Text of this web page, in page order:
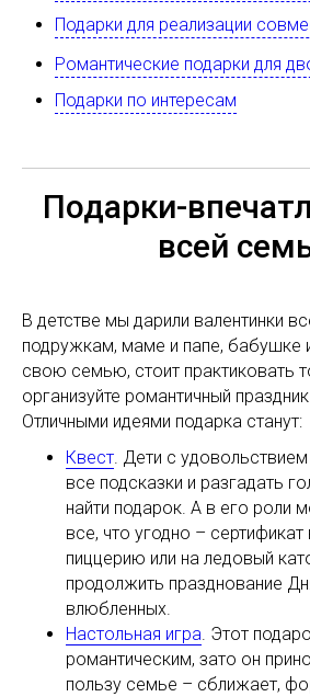
Подарки для реализации
Романтические подарки для
Подарки по интересам
Подарки-
всей
В детстве мы дарили валентинки
подружкам, маме и папе, бабушке
свою семью, стоит практиковать
организуйте романтичный праздник
Отличными идеями подарка станут:
Квест . Дети с
все подсказки и разгадать
найти подарок. А в его роли
все, что угодно – сертификат
пиццерию или на ледовый
продолжить празднование
влюбленных.
Настольная игра . Этот
романтическим, зато он
пользу семье – сближает,